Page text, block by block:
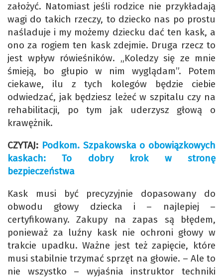
założyć. Natomiast jeśli rodzice nie przykładają
wagi do takich rzeczy, to dziecko nas po prostu
naśladuje i my możemy dziecku dać ten kask, a
ono za rogiem ten kask zdejmie. Druga rzecz to
jest wpływ rówieśników. „Koledzy się ze mnie
śmieją, bo głupio w nim wyglądam”. Potem
ciekawe, ilu z tych kolegów będzie ciebie
odwiedzać, jak będziesz leżeć w szpitalu czy na
rehabilitacji, po tym jak uderzysz głową o
krawężnik.
CZYTAJ: Podkom. Szpakowska o obowiązkowych
kaskach: To dobry krok w stronę
bezpieczeństwa
Kask musi być precyzyjnie dopasowany do
obwodu głowy dziecka i – najlepiej –
certyfikowany. Zakupy na zapas są błędem,
ponieważ za luźny kask nie ochroni głowy w
trakcie upadku. Ważne jest też zapięcie, które
musi stabilnie trzymać sprzęt na głowie. – Ale to
nie wszystko – wyjaśnia instruktor techniki